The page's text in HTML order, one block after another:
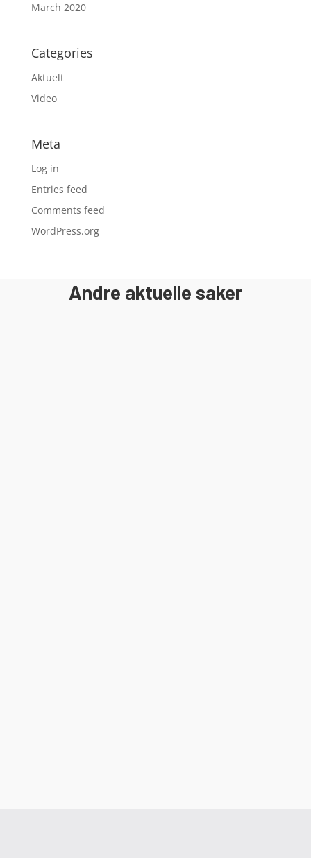
March 2020
Categories
Aktuelt
Video
Meta
Log in
Entries feed
Comments feed
WordPress.org
Andre aktuelle saker